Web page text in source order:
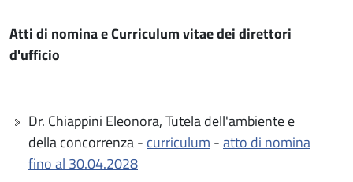
Atti di nomina e Curriculum vitae dei direttori
d'ufficio
Dr. Chiappini Eleonora, Tutela dell'ambiente e
della concorrenza - curriculum -atto di nomina
fino al 30.04.2028